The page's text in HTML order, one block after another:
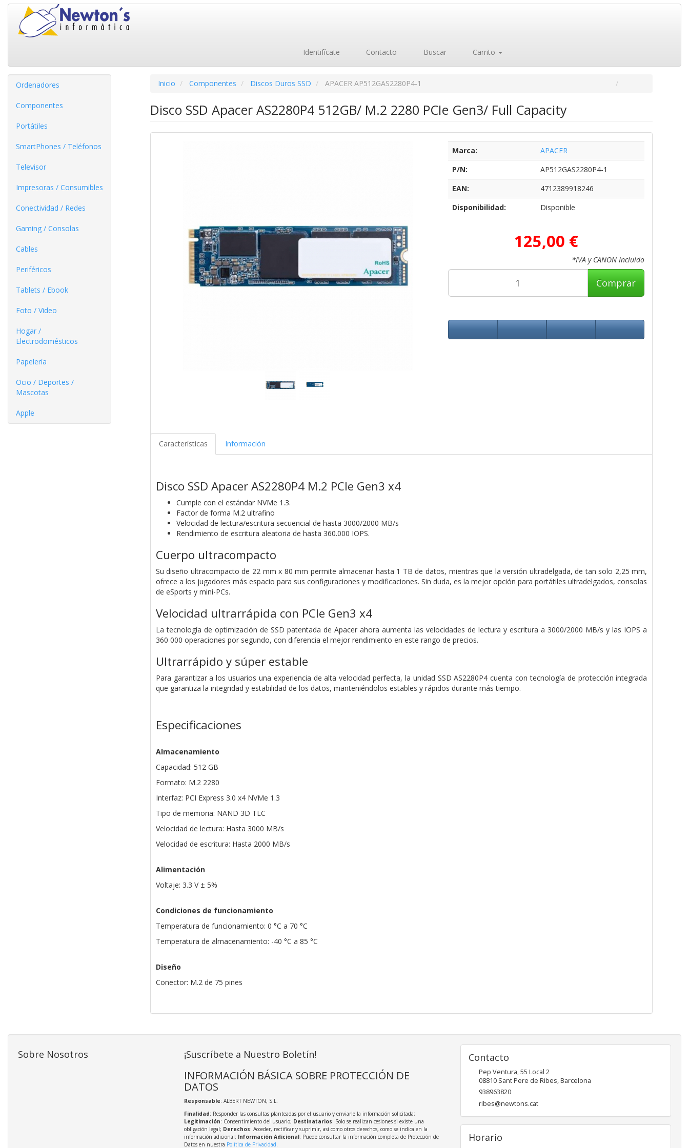
Identifícate Contacto Buscar Carrito
Ordenadores
Componentes
Portátiles
SmartPhones / Teléfonos
Televisor
Impresoras / Consumibles
Conectividad / Redes
Gaming / Consolas
Cables
Periféricos
Tablets / Ebook
Foto / Video
Hogar /
Electrodomésticos
Papelería
Ocio / Deportes /
Mascotas
Apple
Inicio Componentes Discos Duros SSD APACER AP512GAS2280P4-1
Disco SSD Apacer AS2280P4 512GB/ M.2 2280 PCIe Gen3/ Full Capacity
Marca:
APACER
P/N:
AP512GAS2280P4-1
EAN:
4712389918246
Disponibilidad:
Disponible
125,00 €
*IVA y CANON Incluido
Comprar
Características Información
Disco SSD Apacer AS2280P4 M.2 PCIe Gen3 x4
Cumple con el estándar NVMe 1.3.
Factor de forma M.2 ultrafino
Velocidad de lectura/escritura secuencial de hasta 3000/2000 MB/s
Rendimiento de escritura aleatoria de hasta 360.000 IOPS.
Cuerpo ultracompacto
Su diseño ultracompacto de 22 mm x 80 mm permite almacenar hasta 1 TB de datos, mientras que la versión ultradelgada, de tan solo 2,25 mm,
ofrece a los jugadores más espacio para sus configuraciones y modificaciones. Sin duda, es la mejor opción para portátiles ultradelgados, consolas
de eSports y mini-PCs.
Velocidad ultrarrápida con PCIe Gen3 x4
La tecnología de optimización de SSD patentada de Apacer ahora aumenta las velocidades de lectura y escritura a 3000/2000 MB/s y las IOPS a
360 000 operaciones por segundo, con diferencia el mejor rendimiento en este rango de precios.
Ultrarrápido y súper estable
Para garantizar a los usuarios una experiencia de alta velocidad perfecta, la unidad SSD AS2280P4 cuenta con tecnología de protección integrada
que garantiza la integridad y estabilidad de los datos, manteniéndolos estables y rápidos durante más tiempo.
Especificaciones
Almacenamiento
Capacidad: 512 GB
Formato: M.2 2280
Interfaz: PCI Express 3.0 x4 NVMe 1.3
Tipo de memoria: NAND 3D TLC
Velocidad de lectura: Hasta 3000 MB/s
Velocidad de escritura: Hasta 2000 MB/s
Alimentación
Voltaje: 3.3 V ± 5%
Condiciones de funcionamiento
Temperatura de funcionamiento: 0 °C a 70 °C
Temperatura de almacenamiento: -40 °C a 85 °C
Diseño
Conector: M.2 de 75 pines
Sobre Nosotros ¡Suscríbete a Nuestro Boletín!
INFORMACIÓN BÁSICA SOBRE PROTECCIÓN DE
DATOS
Responsable: ALBERT NEWTON, S.L.
Finalidad: Responder las consultas planteadas por el usuario y enviarle la información solicitada;
Legitimación: Consentimiento del usuario; Destinatarios: Solo se realizan cesiones si existe una
obligación legal; Derechos: Acceder, rectificar y suprimir, así como otros derechos, como se indica en la
información adicional; Información Adicional: Puede consultar la información completa de Protección de
Datos en nuestra Política de Privacidad.
Contacto
Pep Ventura, 55 Local 2
08810 Sant Pere de Ribes,Barcelona
938963820
ribes@newtons.cat
Horario